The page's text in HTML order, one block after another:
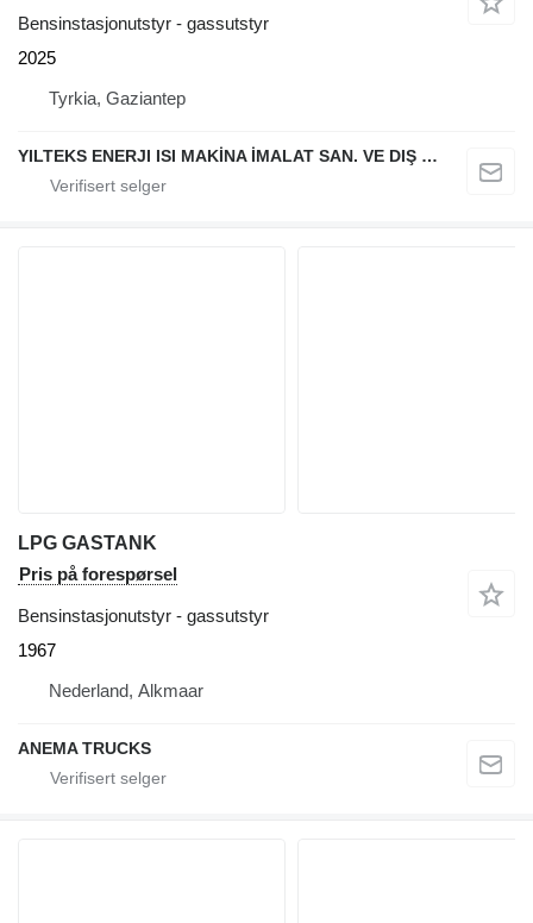
Bensinstasjonutstyr - gassutstyr
2025
Tyrkia, Gaziantep
YILTEKS ENERJI ISI MAKİNA İMALAT SAN. VE DIŞ TİC. LTD. ŞTİ.
LPG GASTANK
Pris på forespørsel
Bensinstasjonutstyr - gassutstyr
1967
Nederland, Alkmaar
ANEMA TRUCKS